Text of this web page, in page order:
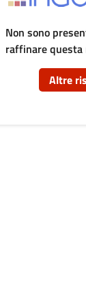
Non sono
raffinare questa
Altre